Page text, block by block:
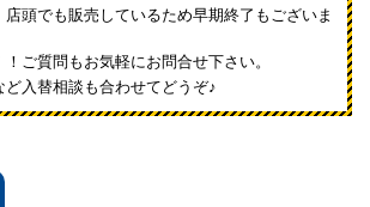
店頭でも販売しているため早期終了もございま
ご質問もお気軽にお問合せ下さい。
ど入替相談も合わせてどうぞ♪